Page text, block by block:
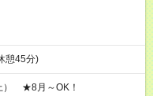
憩45分)
） ★8月～OK！